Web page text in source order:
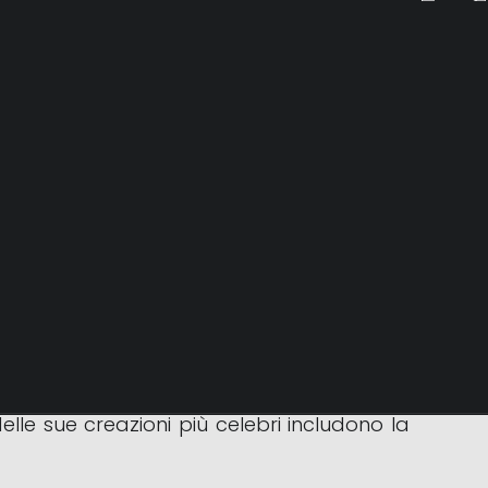
noto soprattutto per la sua influenza nel
sue creazioni più celebri includono la